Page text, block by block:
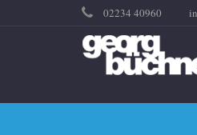
02234 40960